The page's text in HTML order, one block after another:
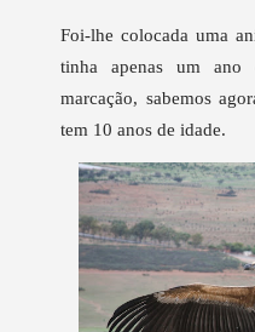
Foi-lhe colocada uma
tinha apenas um
marcação, sabemos
tem 10 anos de idade.